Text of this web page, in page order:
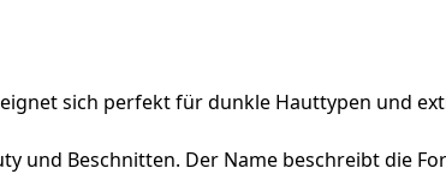
sich perfekt für dunkle Hauttypen und
und Beschnitten. Der Name beschreibt die